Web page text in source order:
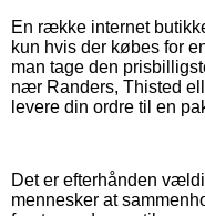
En række internet
kun hvis der købes for
man tage den
nær Randers, Thisted
levere din ordre til en
Det er efterhånden
mennesker at